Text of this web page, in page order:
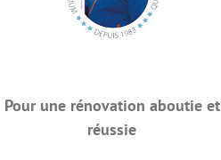
Pour une rénovation aboutie et
réussie